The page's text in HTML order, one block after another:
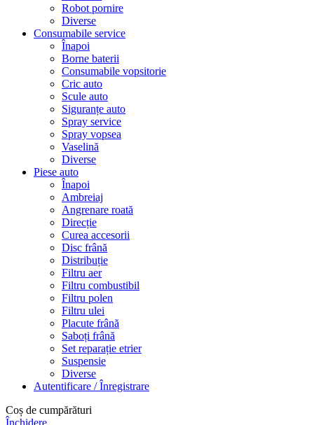
Robot pornire
Diverse
Consumabile service
Înapoi
Borne baterii
Consumabile vopsitorie
Cric auto
Scule auto
Siguranțe auto
Spray service
Spray vopsea
Vaselină
Diverse
Piese auto
Înapoi
Ambreiaj
Angrenare roată
Direcție
Curea accesorii
Disc frână
Distribuție
Filtru aer
Filtru combustibil
Filtru polen
Filtru ulei
Placute frână
Saboți frână
Set reparație etrier
Suspensie
Diverse
Autentificare / Înregistrare
Coș de cumpărături